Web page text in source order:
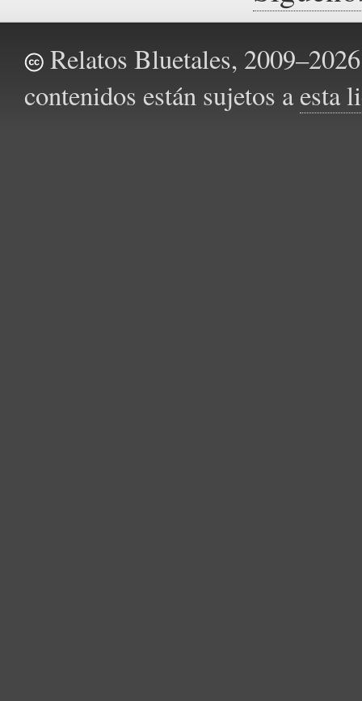
Relatos Bluetales,
contenidos están sujetos aesta